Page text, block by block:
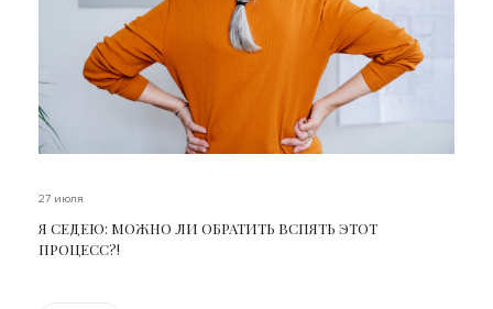
27 июля
Я СЕДЕЮ: МОЖНО ЛИ ОБРАТИТЬ ВСПЯТЬ ЭТОТ
ПРОЦЕСС?!